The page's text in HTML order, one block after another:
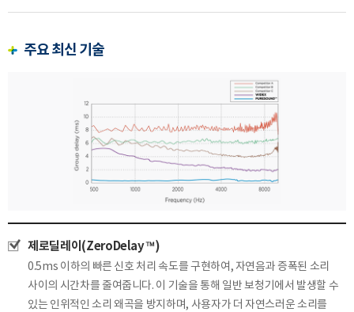
주요 최신 기술
제로딜레이(ZeroDelay™)
0.5ms 이하의 빠른 신호 처리 속도를 구현하여, 자연음과 증폭된 소리
사이의 시간차를 줄여줍니다. 이 기술을 통해 일반 보청기에서 발생할 수
있는 인위적인 소리 왜곡을 방지하며, 사용자가 더 자연스러운 소리를